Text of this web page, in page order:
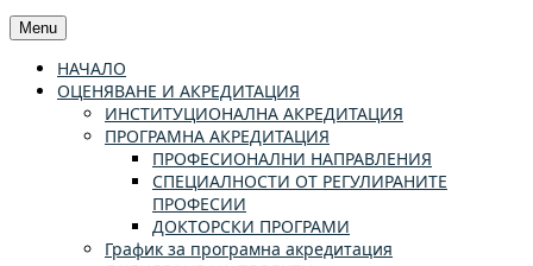
Menu
НАЧАЛО
ОЦЕНЯВАНЕ И АКРЕДИТАЦИЯ
ИНСТИТУЦИОНАЛНА АКРЕДИТАЦИЯ
ПРОГРАМНА АКРЕДИТАЦИЯ
ПРОФЕСИОНАЛНИ НАПРАВЛЕНИЯ
СПЕЦИАЛНОСТИ ОТ РЕГУЛИРАНИТЕ
ПРОФЕСИИ
ДОКТОРСКИ ПРОГРАМИ
График за програмна акредитация